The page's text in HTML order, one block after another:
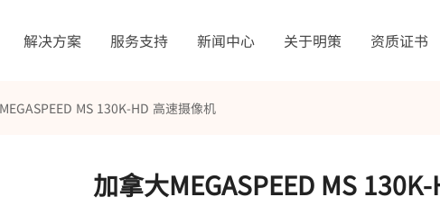
MS 130K-HD 高速摄像机
加拿大MEGASPEED MS
解决方案 服务支持 新闻中心 关于明策 资质证书